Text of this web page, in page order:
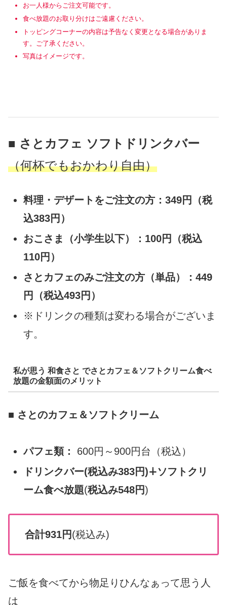
お一人様からご注文可能です。
食べ放題のお取り分けはご遠慮ください。
トッピングコーナーの内容は予告なく変更となる場合がありま
す。ご了承ください。
写真はイメージです。
■ さとカフェ ソフトドリンクバー
（何杯でもおかわり自由）
料理・デザートをご注文の方：349円（税
込383円）
おこさま（小学生以下）：100円（税込
110円）
さとカフェのみご注文の方（単品）：449
円（税込493円）
※ドリンクの種類は変わる場合がございま
す。
私が思う 和食さと でさとカフェ＆ソフトクリーム食べ
放題の金額面のメリット
■ さとのカフェ＆ソフトクリーム
パフェ類：
600円～900円台（税込）
ドリンクバー(税込み383円)∔ソフトクリ
ーム食べ放題(税込み548円)
合計931円(税込み)
ご飯を食べてから物足りひんなぁって思う人
は